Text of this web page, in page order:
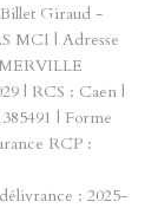
Giraud -
MCI | Adresse
| RCS : Caen |
| Forme
RCP :
: 2025-